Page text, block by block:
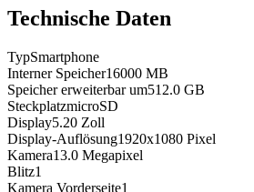
Technische Daten
TypSmartphone
Interner Speicher16000 MB
Speicher erweiterbar um512.0 GB
SteckplatzmicroSD
Display5.20 Zoll
Display-Auflösung1920x1080 Pixel
Kamera13.0 Megapixel
Blitz1
Kamera Vorderseite1